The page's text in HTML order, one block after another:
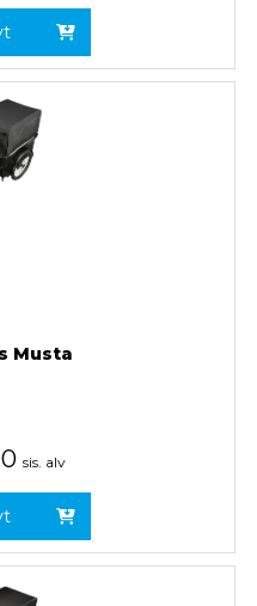
Musta
sis. alv